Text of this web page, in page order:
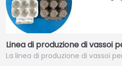
Linea di produzione di vassoi
La linea di produzione di vassoi